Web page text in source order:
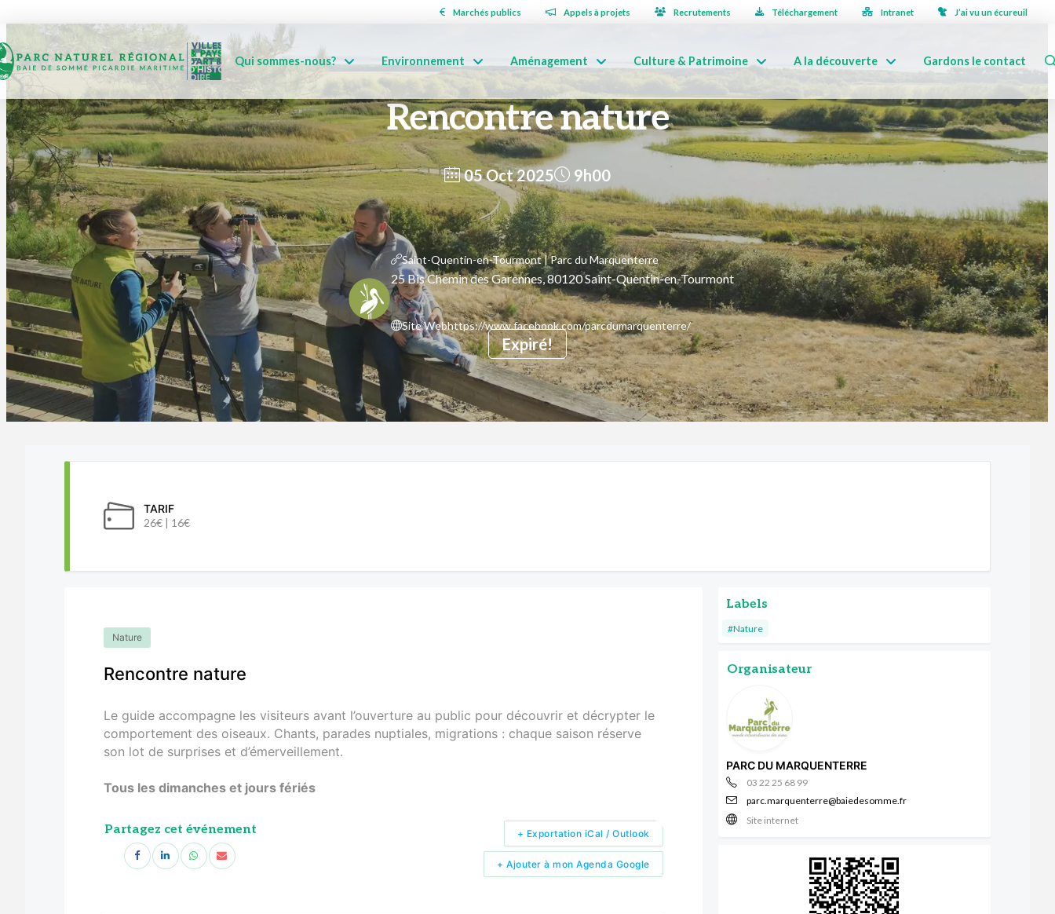
Marchés publics Appels à projets Recrutements Téléchargement Intranet J’ai vu un écureuil
Qui sommes-nous? Environnement Aménagement Culture & Patrimoine A la découverte Gardons le contact
Rencontre nature
05 Oct 2025
Expiré!
9h00
Saint-Quentin-en-Tourmont | Parc du Marquenterre
25 Bis Chemin des Garennes, 80120 Saint-Quentin-en-Tourmont
Site Webhttps://www.facebook.com/parcdumarquenterre/
TARIF
26€ | 16€
Nature
Rencontre nature
Le guide accompagne les visiteurs avant l’ouverture au public pour découvrir et décrypter le
comportement des oiseaux. Chants, parades nuptiales, migrations : chaque saison réserve
son lot de surprises et d’émerveillement.
Tous les dimanches et jours fériés
Partagez cet événement
+ Ajouter à mon Agenda Google
+ Exportation iCal / Outlook
Labels
#Nature
Organisateur
PARC DU MARQUENTERRE
03 22 25 68 99
parc.marquenterre@baiedesomme.fr
Site internet